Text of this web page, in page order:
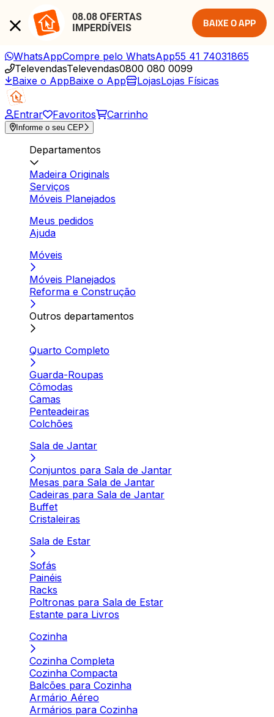
08.08 OFERTAS
IMPERDÍVEIS
BAIXE O APP
WhatsAppCompre pelo WhatsApp55 41 74031865
TelevendasTelevendas0800 080 0099
Baixe o AppBaixe o App LojasLojas Físicas
Entrar Favoritos Carrinho
Informe o seu CEP
Departamentos
Madeira Originals
Serviços
Móveis Planejados
Meus pedidos
Ajuda
Móveis
Móveis Planejados
Reforma e Construção
Outros departamentos
Quarto Completo
Guarda-Roupas
Cômodas
Camas
Penteadeiras
Colchões
Sala de Jantar
Conjuntos para Sala de Jantar
Mesas para Sala de Jantar
Cadeiras para Sala de Jantar
Buffet
Cristaleiras
Sala de Estar
Sofás
Painéis
Racks
Poltronas para Sala de Estar
Estante para Livros
Cozinha
Cozinha Completa
Cozinha Compacta
Balcões para Cozinha
Armário Aéreo
Armários para Cozinha